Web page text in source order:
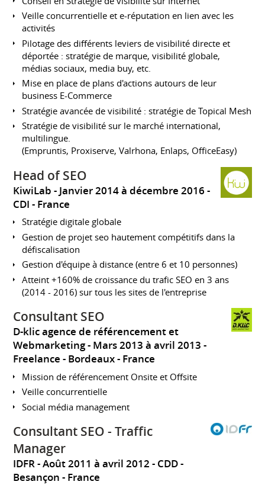
Veille concurrentielle et e-réputation en lien avec les
activités
Pilotage des différents leviers de visibilité directe et
déportée : stratégie de marque, visibilité globale,
médias sociaux, media buy, etc.
Mise en place de plans d'actions autours de leur
business E-Commerce
Stratégie avancée de visibilité : stratégie de Topical Mesh
Stratégie de visibilité sur le marché international,
multilingue.
(Empruntis, Proxiserve, Valrhona, Enlaps, OfficeEasy)
Head of SEO
KiwiLab
Janvier 2014 à décembre 2016
CDI
France
Stratégie digitale globale
Gestion de projet seo hautement compétitifs dans la
défiscalisation
Gestion d'équipe à distance (entre 6 et 10 personnes)
Atteint +160% de croissance du trafic SEO en 3 ans
(2014 - 2016) sur tous les sites de l'entreprise
Consultant SEO
D-klic agence de référencement et
Webmarketing
Mars 2013 à avril 2013
Freelance
Bordeaux France
Mission de référencement Onsite et Offsite
Veille concurrentielle
Social média management
Consultant SEO - Traffic
Manager
IDFR Août 2011 à avril 2012 CDD
Besançon
France